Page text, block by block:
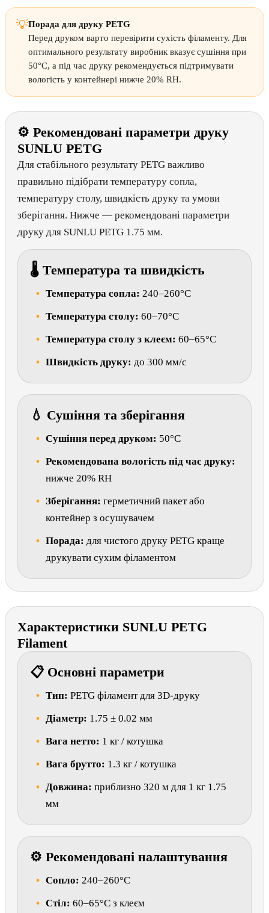
💡Порада для друку PETG
Перед друком варто перевірити сухість філаменту. Для
оптимального результату виробник вказує сушіння при
50°C, а під час друку рекомендується підтримувати
вологість у контейнері нижче 20% RH.
⚙ Рекомендовані параметри друку
SUNLU PETG
Для стабільного результату PETG важливо
правильно підібрати температуру сопла,
температуру столу, швидкість друку та умови
зберігання. Нижче — рекомендовані параметри
друку для SUNLU PETG 1.75 мм.
🌡 Температура та швидкість
Температура сопла: 240–260°C
Температура столу: 60–70°C
Температура столу з клеєм: 60–65°C
Швидкість друку: до 300 мм/с
💧 Сушіння та зберігання
Сушіння перед друком: 50°C
Рекомендована вологість під час друку:
нижче 20% RH
Зберігання: герметичний пакет або
контейнер з осушувачем
Порада: для чистого друку PETG краще
друкувати сухим філаментом
Характеристики SUNLU PETG
Filament
📋 Основні параметри
Тип: PETG філамент для 3D-друку
Діаметр: 1.75 ± 0.02 мм
Вага нетто: 1 кг / котушка
Вага брутто: 1.3 кг / котушка
Довжина: приблизно 320 м для 1 кг 1.75
мм
⚙ Рекомендовані налаштування
Сопло: 240–260°C
Стіл: 60–65°C з клеєм